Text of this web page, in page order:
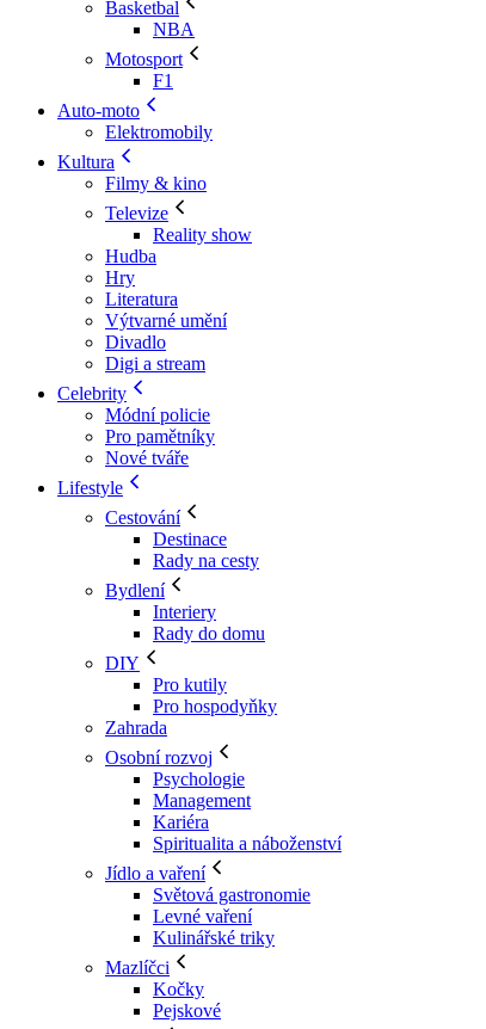
Basketbal
NBA
Motosport
F1
Auto-moto
Elektromobily
Kultura
Filmy & kino
Televize
Reality show
Hudba
Hry
Literatura
Výtvarné umění
Divadlo
Digi a stream
Celebrity
Módní policie
Pro pamětníky
Nové tváře
Lifestyle
Cestování
Destinace
Rady na cesty
Bydlení
Interiery
Rady do domu
DIY
Pro kutily
Pro hospodyňky
Zahrada
Osobní rozvoj
Psychologie
Management
Kariéra
Spiritualita a náboženství
Jídlo a vaření
Světová gastronomie
Levné vaření
Kulinářské triky
Mazlíčci
Kočky
Pejskové